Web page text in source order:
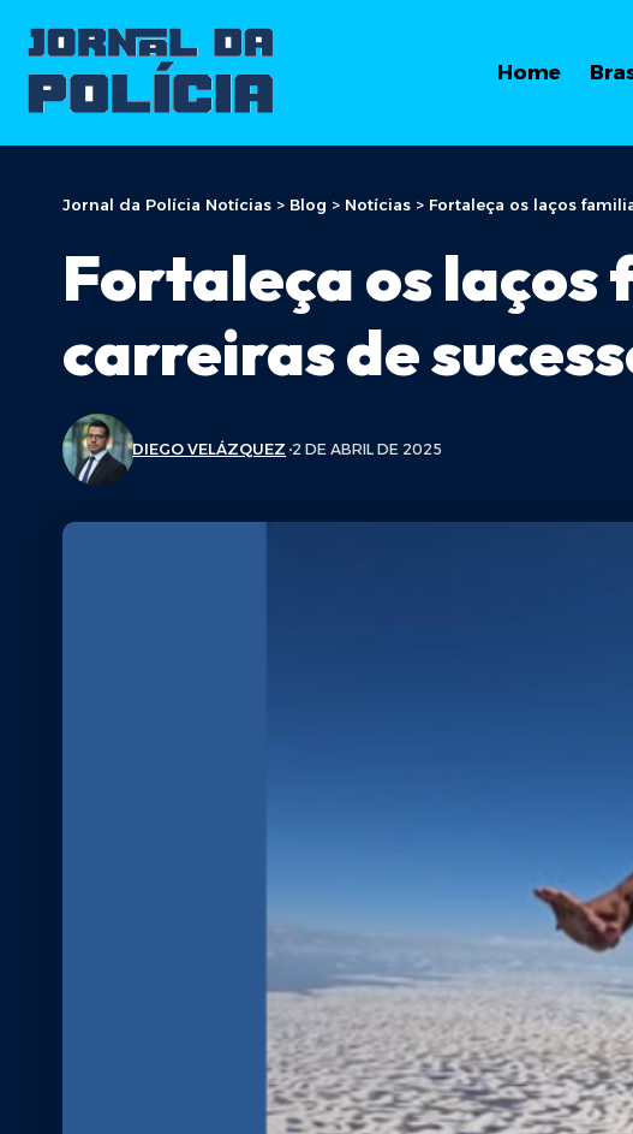
Home
Jornal da Polícia Notícias > Blog > Notícias > Fortaleça os laços
Fortaleça os
carreiras de
DIEGO VELÁZQUEZ 2 DE ABRIL DE 2025